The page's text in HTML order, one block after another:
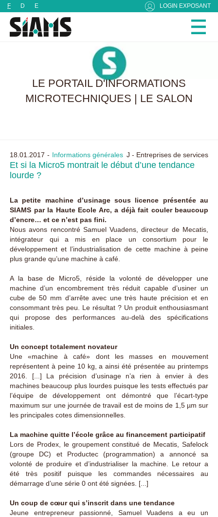
F D E LOGIN EXPOSANT
LE PORTAIL D'INFORMATIONS
MICROTECHNIQUES | LE SALON
18.01.2017 Informations générales J - Entreprises de services
Et si la Micro5 montrait le début d’une tendance
lourde ?
La petite machine d’usinage sous licence présentée au
SIAMS par la Haute Ecole Arc, a déjà fait couler beaucoup
d’encre… et ce n’est pas fini.
Nous avons rencontré Samuel Vuadens, directeur de Mecatis,
intégrateur qui a mis en place un consortium pour le
développement et l’industrialisation de cette machine à peine
plus grande qu’une machine à café.
A la base de Micro5, réside la volonté de développer une
machine d’un encombrement très réduit capable d’usiner un
cube de 50 mm d’arrête avec une très haute précision et en
consommant très peu. Le résultat ? Un produit enthousiasmant
qui propose des performances au-delà des spécifications
initiales.
Un concept totalement novateur
Une «machine à café» dont les masses en mouvement
représentent à peine 10 kg, a ainsi été présentée au printemps
2016. [...] La précision d’usinage n’a rien à envier à des
machines beaucoup plus lourdes puisque les tests effectués par
l’équipe de développement ont démontré que l’écart-type
maximum sur une journée de travail est de moins de 1,5 µm sur
les principales cotes dimensionnelles.
La machine quitte l’école grâce au financement participatif
Lors de Prodex, le groupement constitué de Mecatis, Safelock
(groupe DC) et Productec (programmation) a annoncé sa
volonté de produire et d’industrialiser la machine. Le retour a
été très positif puisque les commandes nécessaires au
démarrage d’une série 0 ont été signées. [...]
Un coup de cœur qui s’inscrit dans une tendance
Jeune entrepreneur passionné, Samuel Vuadens a eu un
Panneau de gestion des cookies